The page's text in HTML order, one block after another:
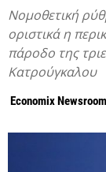
Νομοθετική
οριστικά η
πάροδο της
Κατρούγκαλου
Economix Newsroom